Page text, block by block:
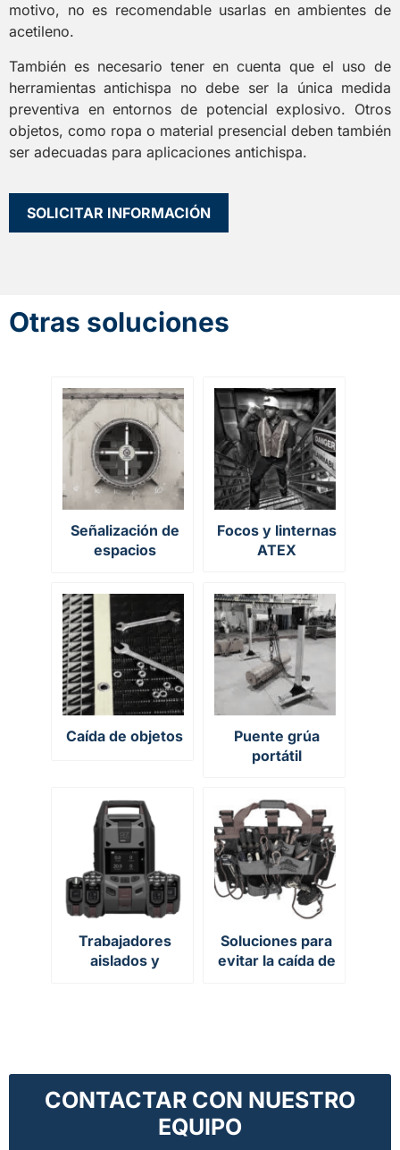
motivo, no es recomendable usarlas en ambientes de
acetileno.
También es necesario tener en cuenta que el uso de
herramientas antichispa no debe ser la única medida
preventiva en entornos de potencial explosivo. Otros
objetos, como ropa o material presencial deben también
ser adecuadas para aplicaciones antichispa.
SOLICITAR INFORMACIÓN
Otras soluciones
Señalización de
espacios
Focos y linternas
ATEX
Caída de objetos
Puente grúa
portátil
Trabajadores
aislados y
Soluciones para
evitar la caída de
CONTACTAR CON NUESTRO
EQUIPO